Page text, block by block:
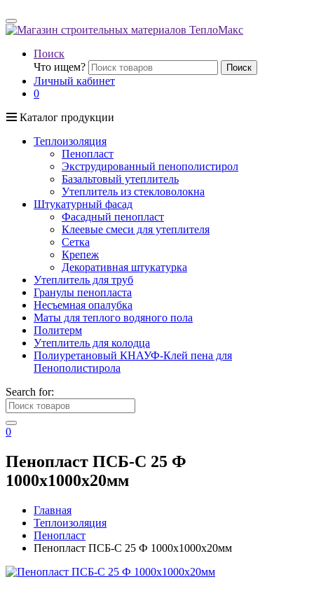
Поиск
Что ищем?
Поиск
Личный кабинет
0
Каталог продукции
Теплоизоляция
Пенопласт
Экструдированный пенополистирол
Базальтовый утеплитель
Утеплитель из стекловолокна
Штукатурный фасад
Фасадный пенопласт
Клеевые смеси для утеплителя
Сетка
Крепеж
Декоративная штукатурка
Утеплитель для труб
Гранулы пенопласта
Несъемная опалубка
Маты для теплого водяного пола
Политерм
Утеплитель для колодца
Полиуретановый КНАУФ-Клей пена для
Пенополистирола
Search for:
0
Пенопласт ПСБ-С 25 Ф
1000x1000x20мм
Главная
Теплоизоляция
Пенопласт
Пенопласт ПСБ-С 25 Ф 1000x1000x20мм